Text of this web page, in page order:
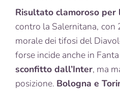
Risultato clamoroso per
contro la Salernitana, con
morale dei tifosi del
forse incide anche in
sconfitto dall’Inter, ma
posizione. Bologna e